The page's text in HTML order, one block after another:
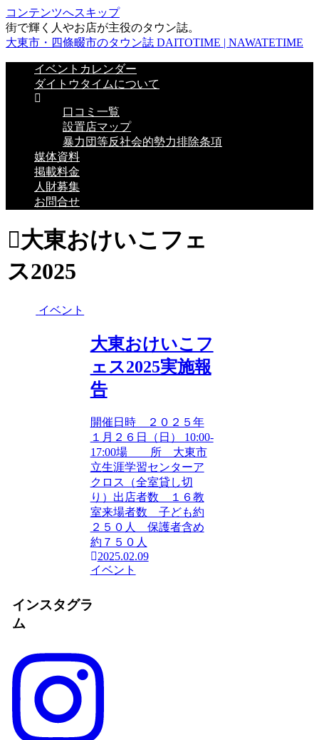
コンテンツへスキップ
街で輝く人やお店が主役のタウン誌。
大東市・四條畷市のタウン誌 DAITOTIME | NAWATETIME
イベントカレンダー
ダイトウタイムについて
口コミ一覧
設置店マップ
暴力団等反社会的勢力排除条項
媒体資料
掲載料金
人財募集
お問合せ
大東おけいこフェ
ス2025
イベント
大東おけいこフ
ェス2025実施報
告
開催日時 ２０２５年
１月２６日（日） 10:00-
17:00場 所 大東市
立生涯学習センターア
クロス（全室貸し切
り）出店者数 １６教
室来場者数 子ども約
２５０人 保護者含め
約７５０人
2025.02.09
イベント
インスタグラ
ム